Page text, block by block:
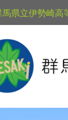
馬県立伊勢崎高